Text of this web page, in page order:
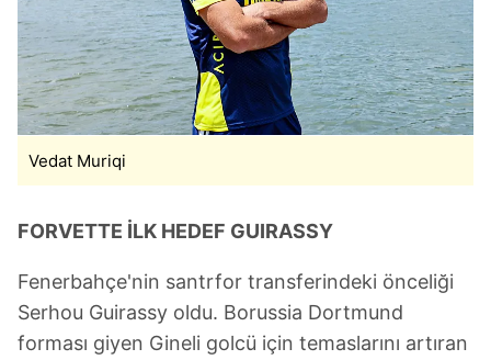
Vedat Muriqi
FORVETTE İLK HEDEF GUIRASSY
Fenerbahçe'nin santrfor transferindeki önceliği
Serhou Guirassy oldu. Borussia Dortmund
forması giyen Gineli golcü için temaslarını artıran